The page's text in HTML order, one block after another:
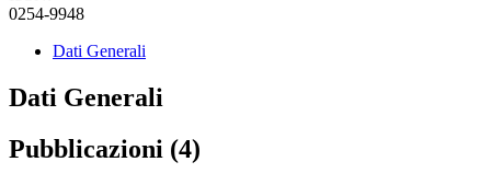
0254-9948
Dati Generali
Dati Generali
Pubblicazioni (4)